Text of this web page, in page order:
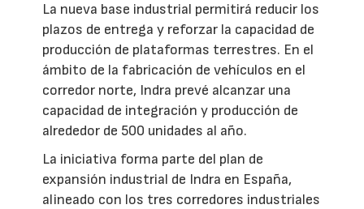
La nueva base industrial permitirá reducir los
plazos de entrega y reforzar la capacidad de
producción de plataformas terrestres. En el
ámbito de la fabricación de vehículos en el
corredor norte, Indra prevé alcanzar una
capacidad de integración y producción de
alrededor de 500 unidades al año.
La iniciativa forma parte del plan de
expansión industrial de Indra en España,
alineado con los tres corredores industriales